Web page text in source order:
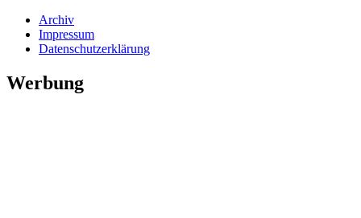
Archiv
Impressum
Datenschutzerklärung
Werbung